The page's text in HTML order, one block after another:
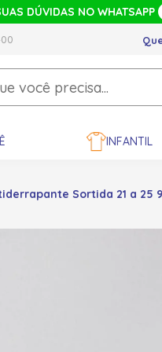
DÚVIDAS NO WHATSAPP
INFANTIL
Sortida 21 a 25